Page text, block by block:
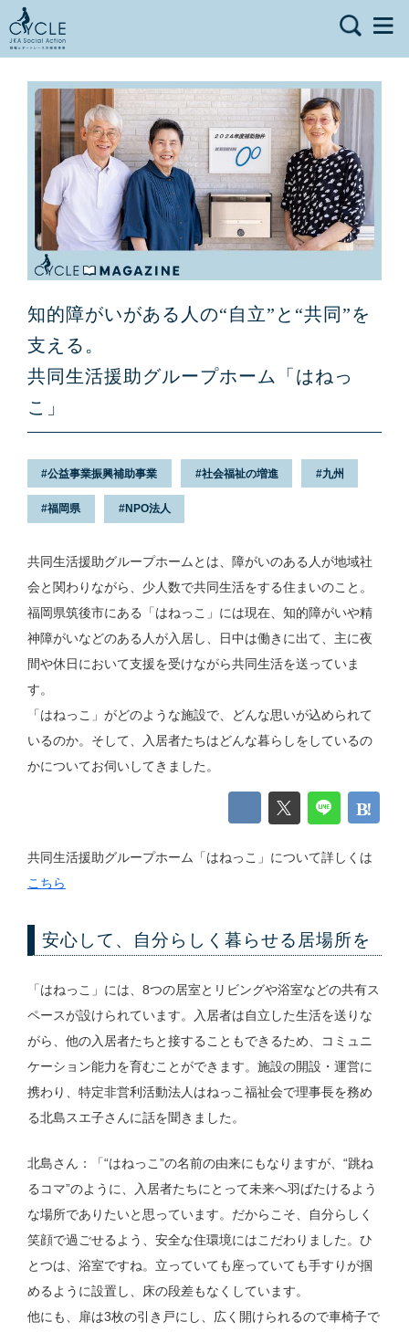
知的障がいがある人の“自立”と“共同”を
支える。
共同生活援助グループホーム「はねっ
こ」
公益事業振興補助事業 社会福祉の増進 九州
福岡県 NPO法人
共同生活援助グループホームとは、障がいのある人が地域社
会と関わりながら、少人数で共同生活をする住まいのこと。
福岡県筑後市にある「はねっこ」には現在、知的障がいや精
神障がいなどのある人が入居し、日中は働きに出て、主に夜
間や休日において支援を受けながら共同生活を送っていま
す。
「はねっこ」がどのような施設で、どんな思いが込められて
いるのか。そして、入居者たちはどんな暮らしをしているの
かについてお伺いしてきました。
共同生活援助グループホーム「はねっこ」について詳しくは
こちら
安心して、自分らしく暮らせる居場所を
「はねっこ」には、8つの居室とリビングや浴室などの共有ス
ペースが設けられています。入居者は自立した生活を送りな
がら、他の入居者たちと接することもできるため、コミュニ
ケーション能力を育むことができます。施設の開設・運営に
携わり、特定非営利活動法人はねっこ福祉会で理事長を務め
る北島スエ子さんに話を聞きました。
北島さん：「“はねっこ”の名前の由来にもなりますが、“跳ね
るコマ”のように、入居者たちにとって未来へ羽ばたけるよう
な場所でありたいと思っています。だからこそ、自分らしく
笑顔で過ごせるよう、安全な住環境にはこだわりました。ひ
とつは、浴室ですね。立っていても座っていても手すりが掴
めるように設置し、床の段差もなくしています。
他にも、扉は3枚の引き戸にし、広く開けられるので車椅子で